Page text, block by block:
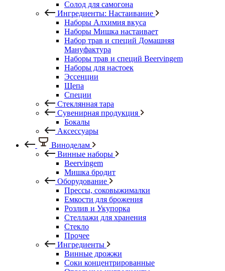
Солод для самогона
Ингредиенты: Настаивание
Наборы Алхимия вкуса
Наборы Мишка настаивает
Набор трав и специй Домашняя
Мануфактура
Наборы трав и специй Beervingem
Наборы для настоек
Эссенции
Щепа
Специи
Стеклянная тара
Сувенирная продукция
Бокалы
Аксессуары
Виноделам
Винные наборы
Beervingem
Мишка бродит
Оборудование
Прессы, соковыжималки
Емкости для брожения
Розлив и Укупорка
Стеллажи для хранения
Стекло
Прочее
Ингредиенты
Винные дрожжи
Соки концентрированные